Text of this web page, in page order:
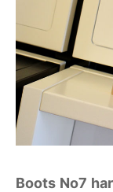
Boots No7